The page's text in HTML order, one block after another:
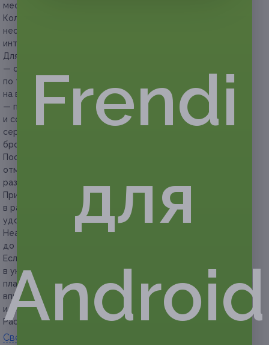
мест.
Количество мест в гостинице по акции ограничено,
необходимо обязательно уточнять наличие
интересующего вас номера перед покупкой сертификата.
Для бронирования номера необходимо:
— обязательно перед покупкой сертификата позвонить
по телефону: +7 (351) 220-33-03 и уточнить наличие мест
на выбранную дату;
— после подтверждения наличия мест купить сертификат
и сообщить представителям гостиницы номер
сертификата и ФИО, окончательно подтвердив свою
бронь.
После бронирования номера изменить даты заезда или
отменить бронирование возможно только с письменного
разрешения администрации гостиницы.
При посещении обязательно предъявляйте сертификат
в распечатанном или электронном виде и документ,
удостоверяющий личность, на каждого проживающего.
Неактивированный сертификат можно вернуть
до окончания его срока действия.
Если участник акции забронировал номер, но не явился
в указанное время и не предупредил об изменении своих
планов не менее чем за 2 суток до заезда, администрация
вправе отказать в предоставлении услуг со скидкой
и данный сертификат будет считаться использованным.
Расчетный час:
заезд — 12:00, выезд — 18:00.
Свернуть
Frendi
для
Android